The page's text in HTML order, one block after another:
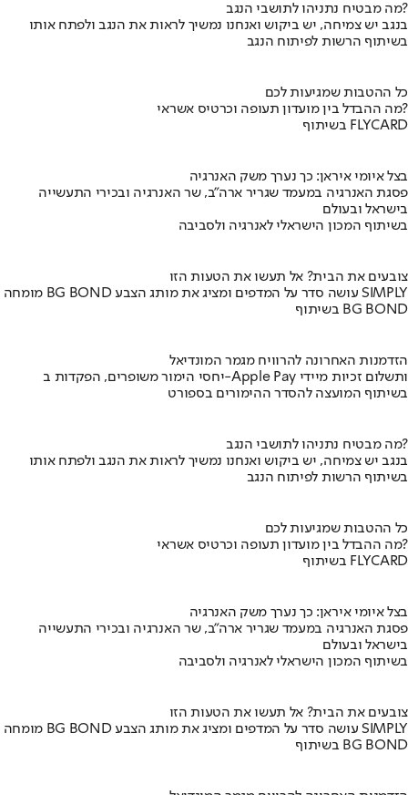
מה מבטיח נתניהו לתושבי הנגב?
בנגב יש צמיחה, יש ביקוש ואנחנו נמשיך לראות את הנגב ולפתח אותו
בשיתוף הרשות לפיתוח הנגב
כל ההטבות שמגיעות לכם
מה ההבדל בין מועדון תעופה וכרטיס אשראי?
בשיתוף FLYCARD
בצל איומי איראן: כך נערך משק האנרגיה
פסגת האנרגיה במעמד שגריר ארה"ב, שר האנרגיה ובכירי התעשייה
בישראל ובעולם
בשיתוף המכון הישראלי לאנרגיה ולסביבה
צובעים את הבית? אל תעשו את הטעות הזו
מומחה BG BOND עושה סדר על המדפים ומציג את מותג הצבע SIMPLY
בשיתוף BG BOND
הזדמנות האחרונה להרוויח מגמר המונדיאל
יחסי הימור משופרים, הפקדות ב-Apple Pay ותשלום זכיות מיידי
בשיתוף המועצה להסדר ההימורים בספורט
מה מבטיח נתניהו לתושבי הנגב?
בנגב יש צמיחה, יש ביקוש ואנחנו נמשיך לראות את הנגב ולפתח אותו
בשיתוף הרשות לפיתוח הנגב
כל ההטבות שמגיעות לכם
מה ההבדל בין מועדון תעופה וכרטיס אשראי?
בשיתוף FLYCARD
בצל איומי איראן: כך נערך משק האנרגיה
פסגת האנרגיה במעמד שגריר ארה"ב, שר האנרגיה ובכירי התעשייה
בישראל ובעולם
בשיתוף המכון הישראלי לאנרגיה ולסביבה
צובעים את הבית? אל תעשו את הטעות הזו
מומחה BG BOND עושה סדר על המדפים ומציג את מותג הצבע SIMPLY
בשיתוף BG BOND